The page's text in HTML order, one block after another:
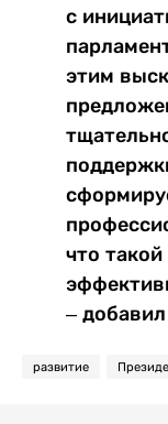
с
этим
что
–
развитие